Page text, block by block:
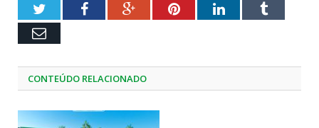
TwitterFacebookGoogle+PinterestLinkedInTumblr
Email
CONTEÚDO RELACIONADO